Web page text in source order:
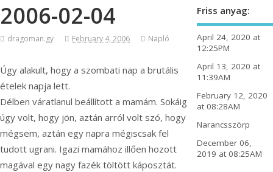
2006-02-04
dragoman.gy February 4, 2006 Napló
Úgy alakult, hogy a szombati nap a brutális
ételek napja lett.
Délben váratlanul beállított a mamám. Sokáig
úgy volt, hogy jön, aztán arról volt szó, hogy
mégsem, aztán egy napra mégiscsak fel
tudott ugrani. Igazi mamához illően hozott
magával egy nagy fazék töltött káposztát.
Friss anyag:
April 24, 2020 at
12:25PM
April 13, 2020 at
11:39AM
February 12, 2020
at 08:28AM
Narancsszörp
December 06,
2019 at 08:25AM